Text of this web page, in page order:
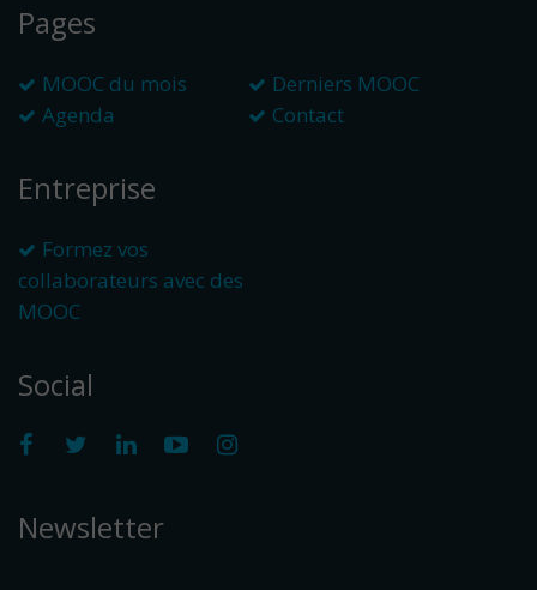
Pages
MOOC du mois
Derniers MOOC
Agenda
Contact
Entreprise
Formez vos
collaborateurs avec des
MOOC
Social
Newsletter